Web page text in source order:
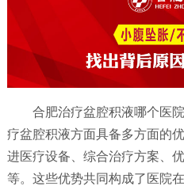
合肥治疗盆腔积液哪个医院
疗盆腔积液方面具备多方面的
进医疗设备、综合治疗方案、
等。这些优势共同构成了医院